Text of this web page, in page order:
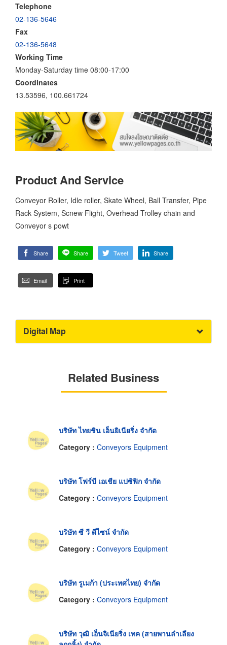
Telephone
02-136-5646
Fax
02-136-5648
Working Time
Monday-Saturday time 08:00-17:00
Coordinates
13.53596, 100.661724
Product And Service
Conveyor Roller, Idle roller, Skate Wheel, Ball Transfer, Pipe
Rack System, Scnew Flight, Overhead Trolley chain and
Conveyor s powt
Share Share Tweet Share
Email Print
Digital Map
Related Business
บริษัท ไทยชิน เอ็นยิเนียริ่ง จำกัด
Category : Conveyors Equipment
บริษัท โฟร์บี เอเชีย แปซิฟิก จำกัด
Category : Conveyors Equipment
บริษัท ซี วี ดีไซน์ จำกัด
Category : Conveyors Equipment
บริษัท รูเมก้า (ประเทศไทย) จำกัด
Category : Conveyors Equipment
บริษัท วุฒิ เอ็นจิเนียริ่ง เทค (สายพานลำเลียง